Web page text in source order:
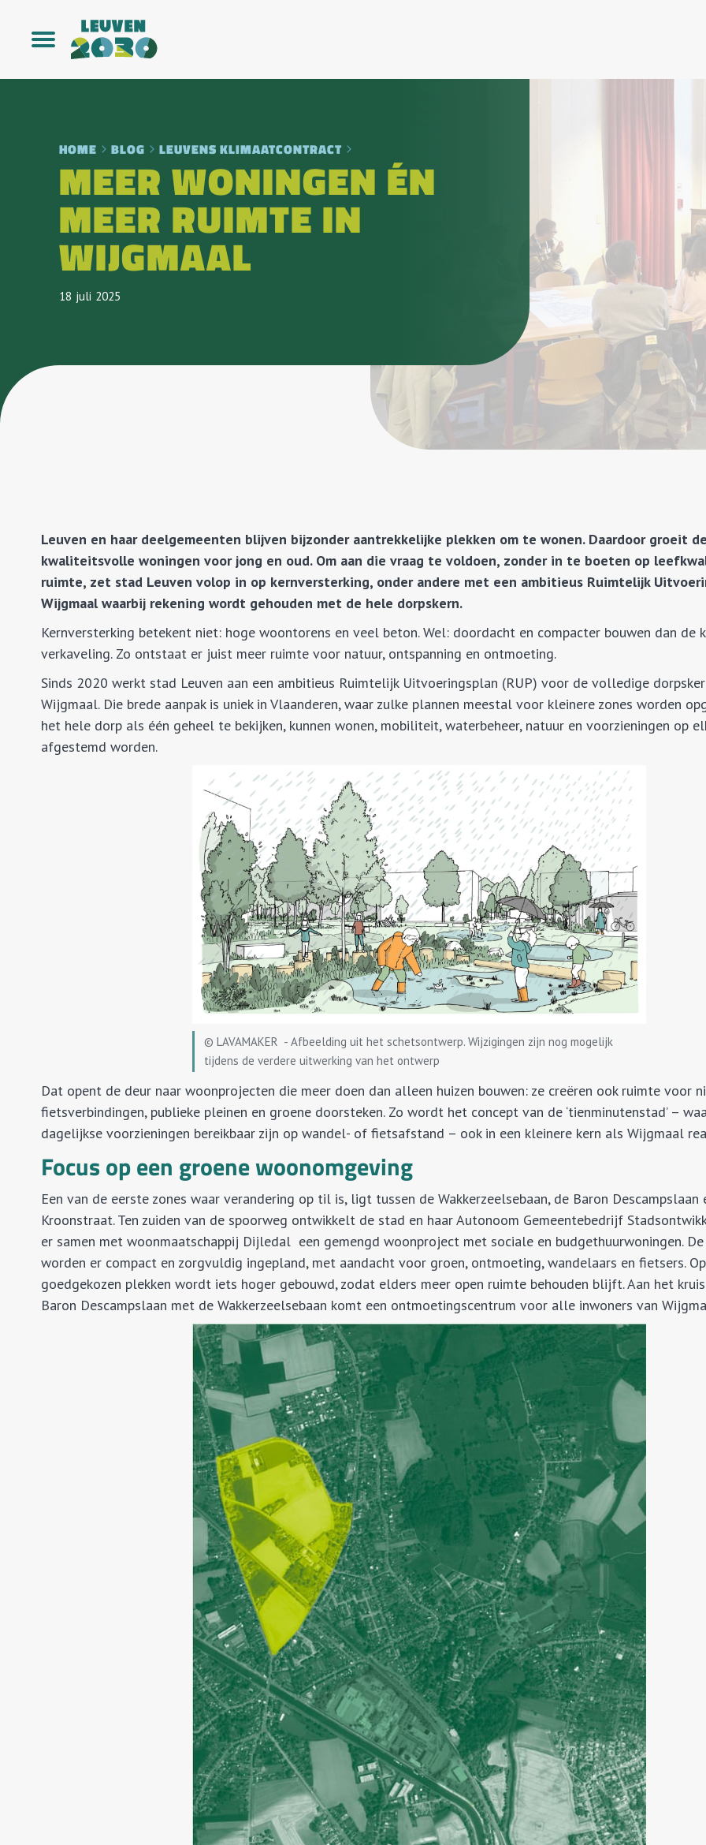
HOME BLOG LEUVENS KLIMAATCONTRACT
MEER WONINGEN ÉN
MEER RUIMTE IN
WIJGMAAL
18 Juli 2025
Leuven en haar deelgemeenten blijven bijzonder aantrekkelijke plekken om te wonen. Daardoor groeit
kwaliteitsvolle woningen voor jong en oud. Om aan die vraag te voldoen, zonder in te boeten op
ruimte, zet stad Leuven volop in op kernversterking, onder andere met een ambitieus Ruimtelijk
Wijgmaal waarbij rekening wordt gehouden met de hele dorpskern.
Kernversterking betekent niet: hoge woontorens en veel beton. Wel: doordacht en compacter bouwen dan de
verkaveling. Zo ontstaat er juist meer ruimte voor natuur, ontspanning en ontmoeting.
Sinds 2020 werkt stad Leuven aan een ambitieus Ruimtelijk Uitvoeringsplan (RUP) voor de volledige
Wijgmaal. Die brede aanpak is uniek in Vlaanderen, waar zulke plannen meestal voor kleinere zones worden
het hele dorp als één geheel te bekijken, kunnen wonen, mobiliteit, waterbeheer, natuur en voorzieningen op
afgestemd worden.
© LAVAMAKER - Afbeelding uit het schetsontwerp. Wijzigingen zijn nog mogelijk
tijdens de verdere uitwerking van het ontwerp
Dat opent de deur naar woonprojecten die meer doen dan alleen huizen bouwen: ze creëren ook ruimte voor
fietsverbindingen, publieke pleinen en groene doorsteken. Zo wordt het concept van de ‘tienminutenstad’ –
dagelijkse voorzieningen bereikbaar zijn op wandel- of fietsafstand – ook in een kleinere kern als Wijgmaal
Focus op een groene woonomgeving
Een van de eerste zones waar verandering op til is, ligt tussen de Wakkerzeelsebaan, de Baron Descampslaan
Kroonstraat. Ten zuiden van de spoorweg ontwikkelt de stad en haar Autonoom Gemeentebedrijf
er samen met woonmaatschappij Dijledal een gemengd woonproject met sociale en budgethuurwoningen.
worden er compact en zorgvuldig ingepland, met aandacht voor groen, ontmoeting, wandelaars en fietsers.
goedgekozen plekken wordt iets hoger gebouwd, zodat elders meer open ruimte behouden blijft. Aan het
Baron Descampslaan met de Wakkerzeelsebaan komt een ontmoetingscentrum voor alle inwoners van